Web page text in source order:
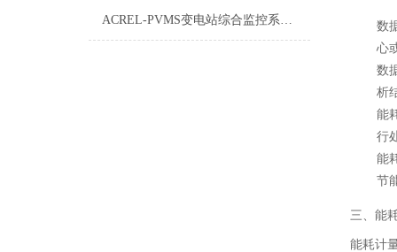
ACREL-PVMS变电站综合监控系统详解
数
心
数
析
能
行
能
节
三、能
能耗计